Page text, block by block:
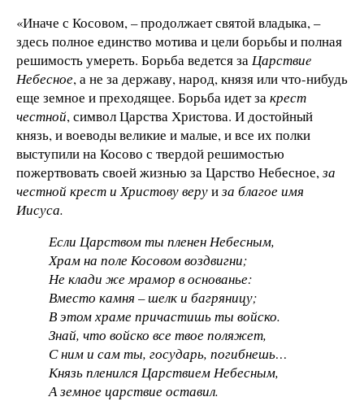
«Иначе с Косовом, – продолжает святой владыка, –
здесь полное единство мотива и цели борьбы и полная
решимость умереть. Борьба ведется заЦарствиe
Небесное, а не за державу, народ, князя или что-нибудь
еще земное и преходящее. Борьба идет закрест
честной, символ Царства Христова. И достойный
князь, и воеводы великие и малые, и все их полки
выступили на Косово с твердой решимостью
пожертвовать своей жизнью за Царство Небесное,за
честной крест и Христову веруиза благое имя
Иисуса.
Если Царством ты пленен Небесным,
Храм на поле Косовом воздвигни;
Не клади же мрамор в основанье:
Вместо камня – шелк и багряницу;
В этом храме причастишь ты войско.
Знай, что войско все твое поляжет,
С ним и сам ты, государь, погибнешь…
Князь пленился Царствием Небесным,
А земное царствие оставил.